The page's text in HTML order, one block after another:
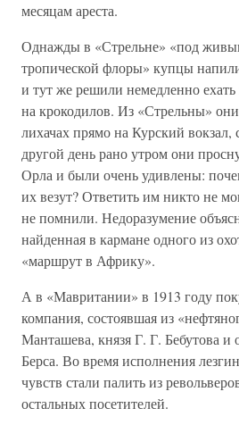
месяцам ареста.
Однажды в «Стрельне» «под
тропической флоры» купцы
и тут же решили немедленно
на крокодилов. Из «Стрельны»
лихачах прямо на Курский
другой день рано утром они
Орла и были очень удивлены:
их везут? Ответить им никто не
не помнили. Недоразумение
найденная в кармане одного из
«маршрут в Африку».
А в «Мавритании» в 1913 году
компания, состоявшая из
Манташева, князя Г. Г. Бебутова и
Берса. Во время исполнения
чувств стали палить из
остальных посетителей.